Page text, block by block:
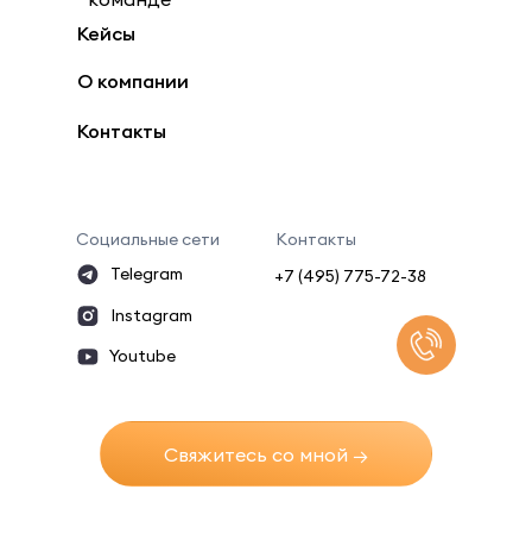
Свяжитесь со мной →
Кейсы
О компании
Контакты
Социальные сети
Telegram
Instagram
+7 (495) 775-72-38
Контакты
Youtube
Сколько человек
персональных данных
персональных данных
Сколько человек